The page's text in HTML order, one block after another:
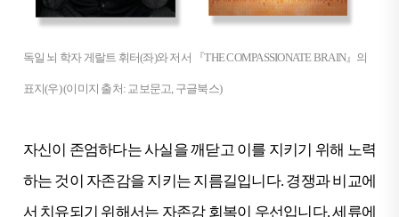
독일 뇌 학자 게랄트 휘터(좌)와 저서 『THE COMPASSIONATE BRAIN』의
표지(우) (이미지 출처: 교보문고, 구글북스)
자신이 존엄하다는 사실을 깨닫고 이를 지키기 위해 노력
하는 것이 자존감을 지키는 지름길입니다. 경쟁과 비교에
서 치유되기 위해서는 자존감 회복이 우선입니다. 세류에